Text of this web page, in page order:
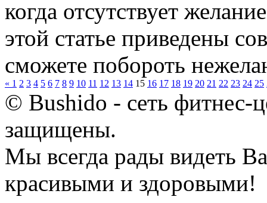
когда отсутствует
этой статье приведены
сможете побороть
« 1 2 3 4 5 6 7 8 9 10 11 12 13 14 15 16 17 18 19 20 21 22 23 24 25
© Bushido - сеть фитнес-
защищены.
Мы всегда рады видеть
красивыми и здоровыми!